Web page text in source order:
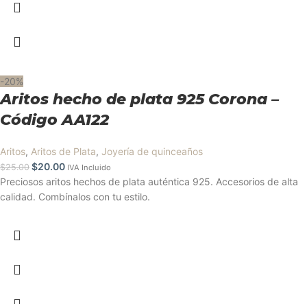
-20%
Aritos hecho de plata 925 Corona –
Código AA122
Aritos, Aritos de Plata, Joyería de quinceaños
$25.00 $20.00 IVA Incluido
Preciosos aritos hechos de plata auténtica 925. Accesorios de alta
calidad. Combínalos con tu estilo.